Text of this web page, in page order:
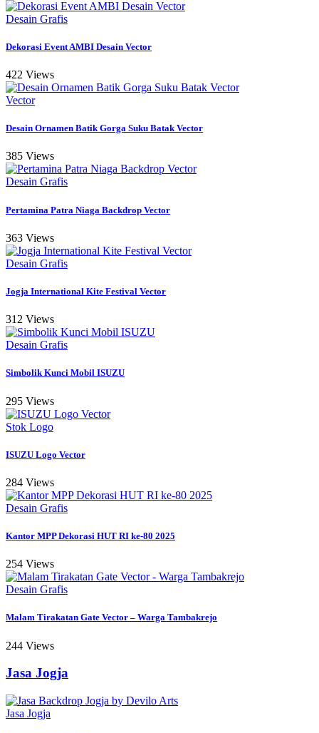
Desain Grafis
Dekorasi Event AMBI Desain Vector
422 Views
Vector
Desain Ornamen Batik Gorga Suku Batak Vector
385 Views
Desain Grafis
Pertamina Patra Niaga Backdrop Vector
363 Views
Desain Grafis
Jogja International Kite Festival Vector
312 Views
Desain Grafis
Simbolik Kunci Mobil ISUZU
295 Views
Stok Logo
ISUZU Logo Vector
284 Views
Desain Grafis
Kantor MPP Dekorasi HUT RI ke-80 2025
254 Views
Desain Grafis
Malam Tirakatan Gate Vector – Warga Tambakrejo
244 Views
Jasa Jogja
Jasa Jogja